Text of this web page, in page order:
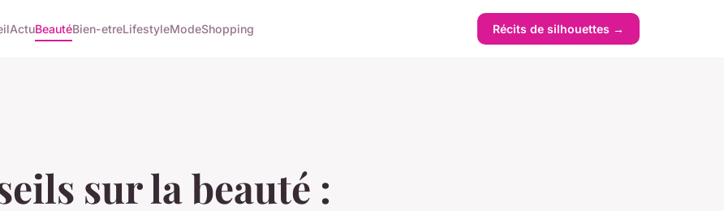
ActuBeautéBien-etreLifestyleModeShopping Récits de silhouettes →
sur la beauté :